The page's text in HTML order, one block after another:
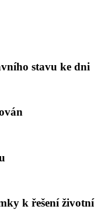
stavu ke dni
k řešení životní